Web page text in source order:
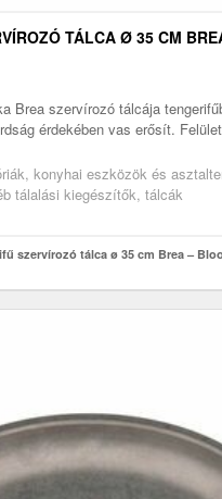
TÁLCA Ø 35 CM
Brea szervírozó tálcája
érdekében vas erősít.
konyhai eszközök és
tálalási kiegészítők, tálcák
szervírozó tálca ø 35 cm Brea –